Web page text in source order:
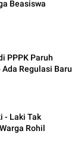
Beasiswa
PPPK Paruh
Regulasi Baru
- Laki Tak
Rohil